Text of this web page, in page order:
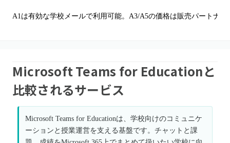
A1は有効な学校メールで利用可能。A3/A5の価格は販売パートナー
Microsoft Teams for Educationと
比較されるサービス
Microsoft Teams for Educationは、学校向けのコミュニケ
ーションと授業運営を支える基盤です。チャットと課